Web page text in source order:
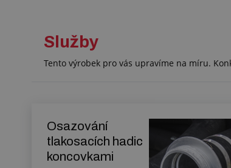
Služby
Tento výrobek pro vás upravíme na míru.
Osazování
tlakosacích hadic
koncovkami